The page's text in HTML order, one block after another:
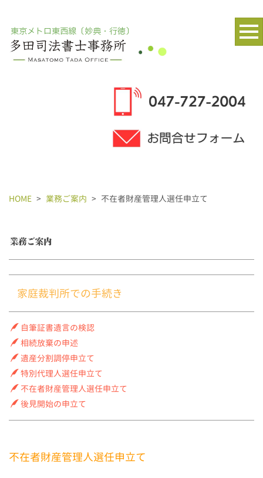
東京メトロ東西線〔妙典・行徳〕
HOME > 業務ご案内 > 不在者財産管理人選任申立て
家庭裁判所での手続き
自筆証書遺言の検認
相続放棄の申述
遺産分割調停申立て
特別代理人選任申立て
不在者財産管理人選任申立て
後見開始の申立て
不在者財産管理人選任申立て